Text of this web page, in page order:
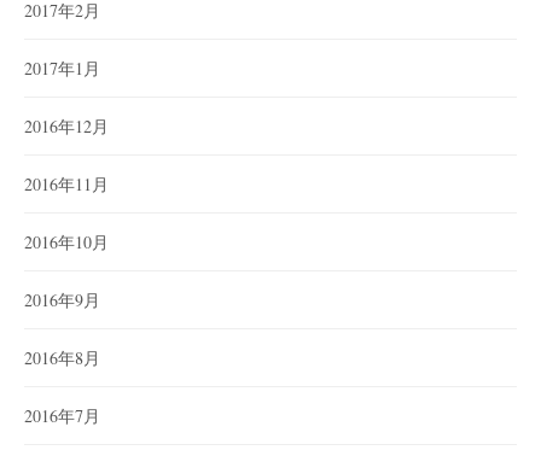
2017年2月
2017年1月
2016年12月
2016年11月
2016年10月
2016年9月
2016年8月
2016年7月